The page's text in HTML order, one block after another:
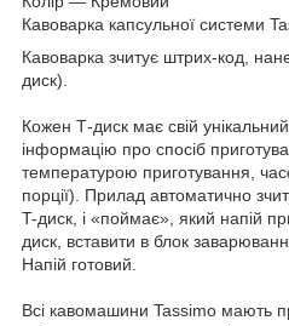
Кавоварка капсульної системи
Кавоварка зчитує штрих-код,
диск).
Кожен Т-диск має свій
інформацію про спосіб
температурою приготування,
порції). Прилад автоматично
T-диск, і «поймає», який напій
диск, вставити в блок
Напій готовий.
Всі кавомашини Tassimo мають